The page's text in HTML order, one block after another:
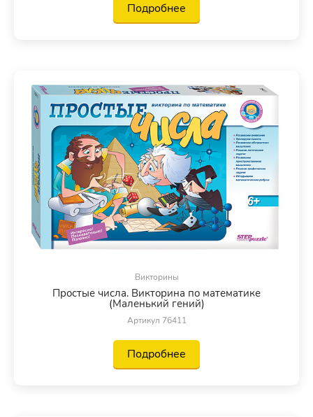
Подробнее
Викторины
Простые числа. Викторина по математике
(Маленький гений)
Артикул 76411
Подробнее